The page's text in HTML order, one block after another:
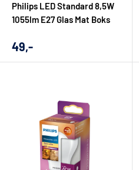
Philips LED Standard 8,5W
1055lm E27 Glas Mat Boks
Udsalgs
49,-